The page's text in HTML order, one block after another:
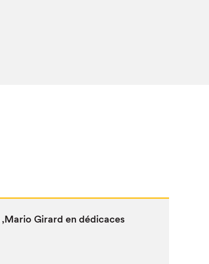
‚Mario Girard en dédicaces